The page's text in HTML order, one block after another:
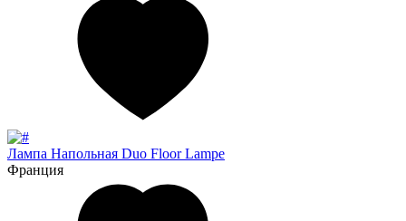
Лампа Напольная Duo Floor Lampe
Франция